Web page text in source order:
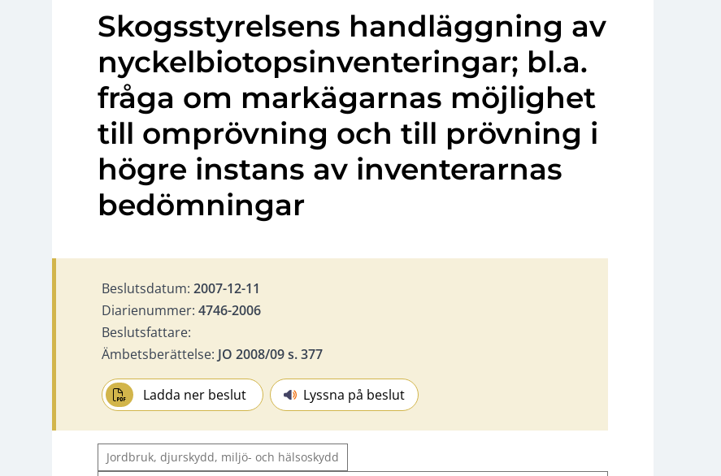
Skogsstyrelsens handläggning av
nyckelbiotopsinventeringar; bl.a.
fråga om markägarnas möjlighet
till omprövning och till prövning i
högre instans av inventerarnas
bedömningar
Beslutsdatum: 2007-12-11
Diarienummer: 4746-2006
Beslutsfattare:
Ämbetsberättelse: JO 2008/09 s. 377
Ladda ner beslut Lyssna på beslut
Jordbruk, djurskydd, miljö- och hälsoskydd